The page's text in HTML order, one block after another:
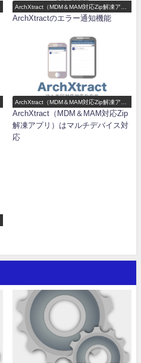
ArchXtract（MDM＆MAM対応Zip解凍アプ
リ）機能一覧
ArchXtractのエラー通知機能
ArchXtract（MDM＆MAM対応Zip解凍アプ
リ）機能一覧
ArchXtract（MDM＆MAM対応Zip
解凍アプリ）はマルチデバイス対
応